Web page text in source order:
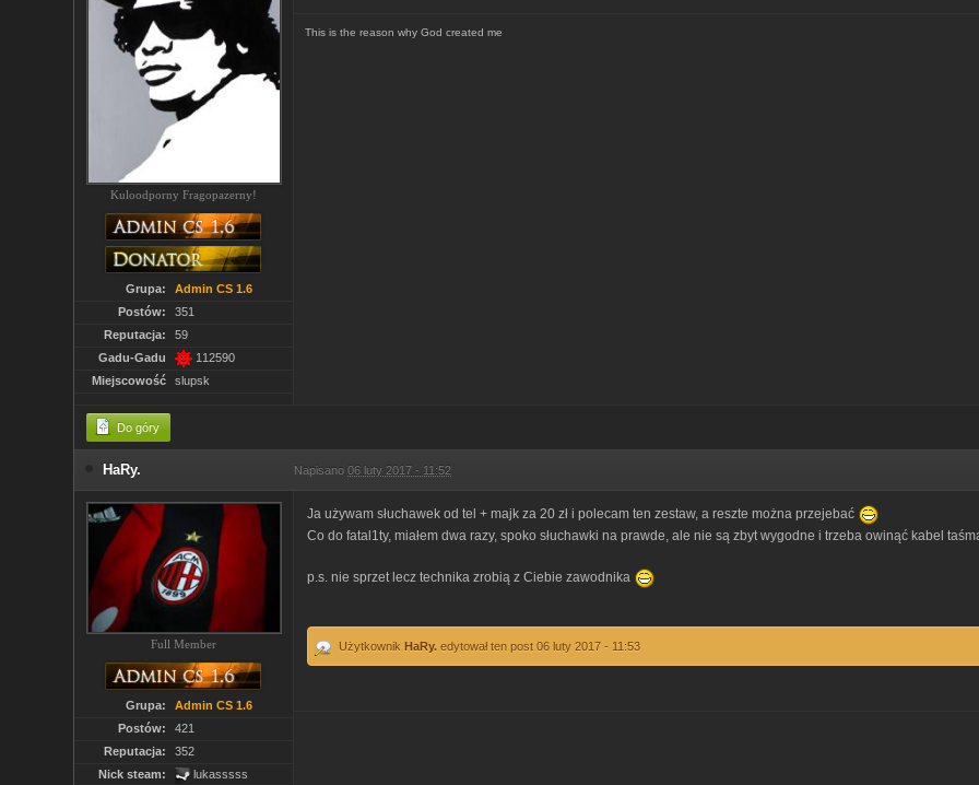
Kuloodporny Fragopazerny!
Grupa:
Admin CS 1.6
Postów:
351
Reputacja:
59
Gadu-Gadu
112590
Miejscowość
slupsk
This is the reason why God created me
Do góry
HaRy. Napisano06 luty 2017 - 11:52
Full Member
Grupa:
Admin CS 1.6
Postów:
421
Reputacja:
352
Nick steam:
lukasssss
Ja używam słuchawek od tel + majk za 20 zł i polecam ten zestaw, a reszte można przejebać
Co do fatal1ty, miałem dwa razy, spoko słuchawki na prawde, ale nie są zbyt wygodne i trzeba owinąć kabel
p.s. nie sprzet lecz technika zrobią z Ciebie zawodnika
UżytkownikHaRy. edytował ten post 06 luty 2017 - 11:53